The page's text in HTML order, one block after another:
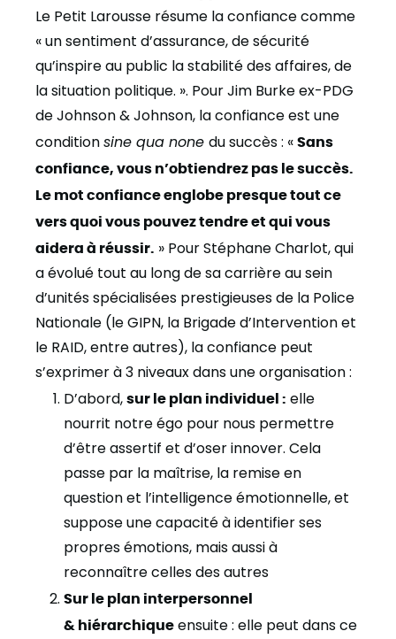
Le Petit Larousse résume la confiance comme
« un sentiment d’assurance, de sécurité
qu’inspire au public la stabilité des affaires, de
la situation politique. ». Pour Jim Burke ex-PDG
de Johnson & Johnson, la confiance est une
conditionsine qua none du succès : « Sans
confiance, vous n’obtiendrez pas le succès.
Le mot confiance englobe presque tout ce
vers quoi vous pouvez tendre et qui vous
aidera à réussir. » Pour Stéphane Charlot, qui
a évolué tout au long de sa carrière au sein
d’unités spécialisées prestigieuses de la Police
Nationale (le GIPN, la Brigade d’Intervention et
le RAID, entre autres), la confiance peut
s’exprimer à 3 niveaux dans une organisation :
D’abord, sur le plan individuel : elle
nourrit notre égo pour nous permettre
d’être assertif et d’oser innover. Cela
passe par la maîtrise, la remise en
question et l’intelligence émotionnelle, et
suppose une capacité à identifier ses
propres émotions, mais aussi à
reconnaître celles des autres
Sur le plan interpersonnel
& hiérarchique ensuite : elle peut dans ce